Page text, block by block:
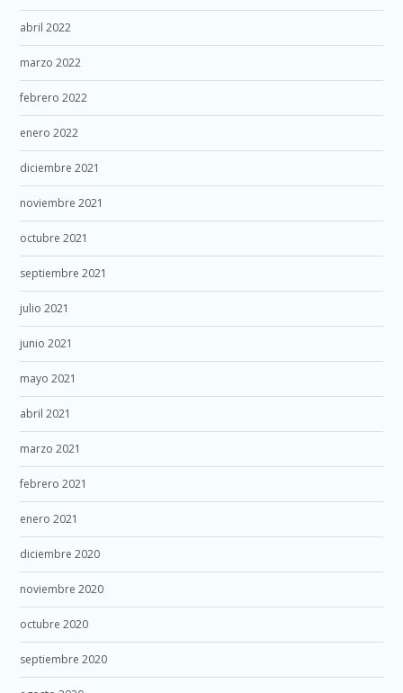
abril 2022
marzo 2022
febrero 2022
enero 2022
diciembre 2021
noviembre 2021
octubre 2021
septiembre 2021
julio 2021
junio 2021
mayo 2021
abril 2021
marzo 2021
febrero 2021
enero 2021
diciembre 2020
noviembre 2020
octubre 2020
septiembre 2020